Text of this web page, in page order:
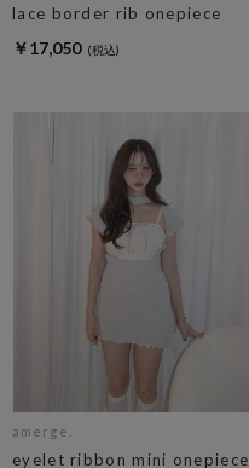
lace border rib onepiece
￥17,050
amerge.
eyelet ribbon mini onepiece